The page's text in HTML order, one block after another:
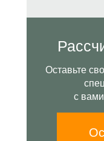
Оставьте
с